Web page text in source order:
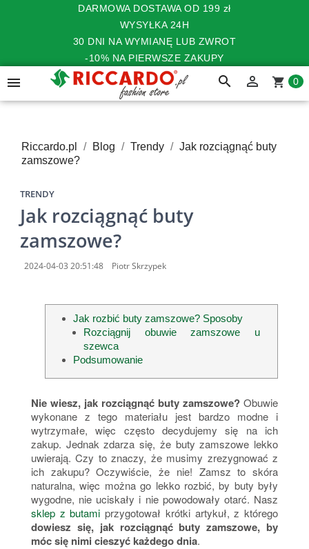
DARMOWA DOSTAWA OD 199 zł
WYSYŁKA 24H
30 DNI NA WYMIANĘ LUB ZWROT
-10% NA PIERWSZE ZAKUPY
 search  shopping_cart 0
Riccardo.pl Blog Trendy
Jak rozciągnąć buty
zamszowe?
TRENDY
Jak rozciągnąć buty
zamszowe?
2024-04-03 20:51:48 Piotr Skrzypek
Jak rozbić buty zamszowe? Sposoby
Rozciągnij obuwie zamszowe u
szewca
Podsumowanie
Nie wiesz, jak rozciągnąć buty zamszowe? Obuwie
wykonane z tego materiału jest bardzo modne i
wytrzymałe, więc często decydujemy się na ich
zakup. Jednak zdarza się, że buty zamszowe lekko
uwierają. Czy to znaczy, że musimy zrezygnować z
ich zakupu? Oczywiście, że nie! Zamsz to skóra
naturalna, więc można go lekko rozbić, by buty były
wygodne, nie uciskały i nie powodowały otarć. Nasz
sklep z butami przygotował krótki artykuł, z którego
dowiesz się, jak rozciągnąć buty zamszowe, by
móc się nimi cieszyć każdego dnia.